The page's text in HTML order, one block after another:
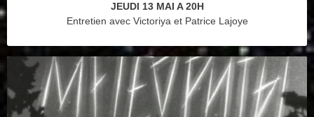
JEUDI 13 MAI A 20H
Entretien avec Victoriya et Patrice Lajoye